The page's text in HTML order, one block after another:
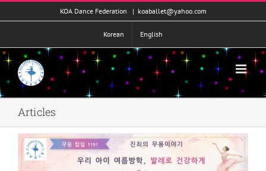
텐
로
건
뛰
기
KOA Dance Federation | koaballet@yahoo.com
Korean English
Articles